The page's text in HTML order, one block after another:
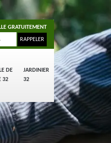
DE
32
JARDINIER
32
GRATUITEMENT